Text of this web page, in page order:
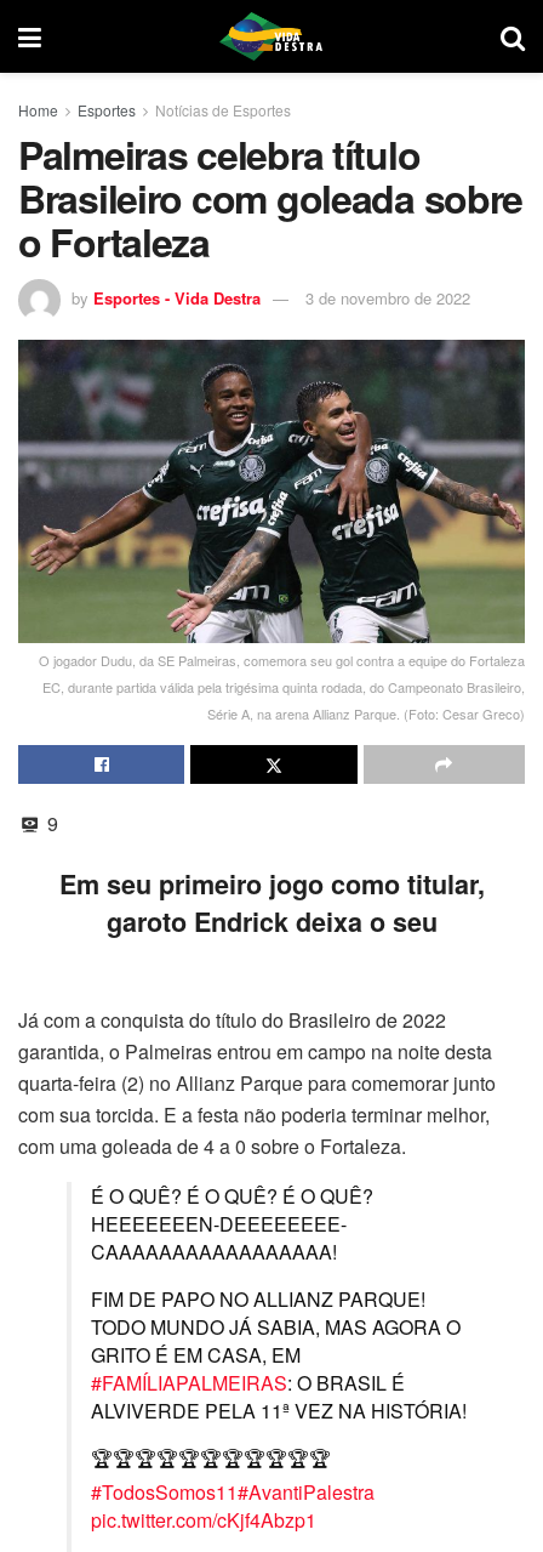
Home Esportes Notícias de Esportes
Palmeiras celebra título
Brasileiro com goleada sobre
o Fortaleza
by Esportes - Vida Destra 3 de novembro de 2022
O jogador Dudu, da SE Palmeiras, comemora seu gol contra a equipe do Fortaleza
EC, durante partida válida pela trigésima quinta rodada, do Campeonato Brasileiro,
Série A, na arena Allianz Parque. (Foto: Cesar Greco)
9
Em seu primeiro jogo como titular,
garoto Endrick deixa o seu
Já com a conquista do título do Brasileiro de 2022
garantida, o Palmeiras entrou em campo na noite desta
quarta-feira (2) no Allianz Parque para comemorar junto
com sua torcida. E a festa não poderia terminar melhor,
com uma goleada de 4 a 0 sobre o Fortaleza.
É O QUÊ? É O QUÊ? É O QUÊ?
HEEEEEEEN-DEEEEEEEE-
CAAAAAAAAAAAAAAAAA!
FIM DE PAPO NO ALLIANZ PARQUE!
TODO MUNDO JÁ SABIA, MAS AGORA O
GRITO É EM CASA, EM
#FAMÍLIAPALMEIRAS: O BRASIL É
ALVIVERDE PELA 11ª VEZ NA HISTÓRIA!
🏆🏆🏆🏆🏆🏆🏆🏆🏆🏆🏆
#TodosSomos11#AvantiPalestra
pic.twitter.com/cKjf4Abzp1